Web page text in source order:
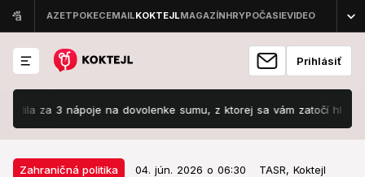
Prihlásiť
3 nápoje na dovolenke sumu, z ktorej sa vám zatočí hlava: Keby
Zahraničná politika 04. jún. 2026 o 06:30 TASR, Koktejl
Zahraničná politika 04. jún. 2026 o 06:30